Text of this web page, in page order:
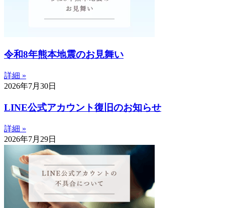
令和8年熊本地震のお見舞い
詳細 »
2026年7月30日
LINE公式アカウント復旧のお知らせ
詳細 »
2026年7月29日